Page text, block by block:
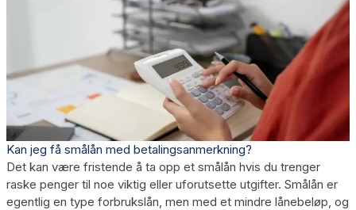
Kan jeg få smålån med betalingsanmerkning?
Det kan være fristende å ta opp et smålån hvis du trenger
raske penger til noe viktig eller uforutsette utgifter. Smålån er
egentlig en type forbrukslån, men med et mindre lånebeløp, og